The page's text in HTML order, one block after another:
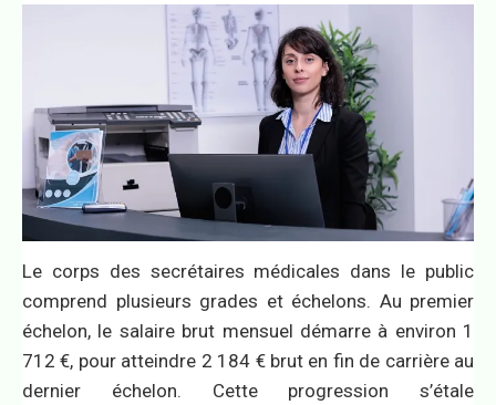
Le corps des secrétaires médicales dans le public
comprend plusieurs grades et échelons. Au premier
échelon, le salaire brut mensuel démarre à environ 1
712 €, pour atteindre 2 184 € brut en fin de carrière au
dernier échelon. Cette progression s’étale